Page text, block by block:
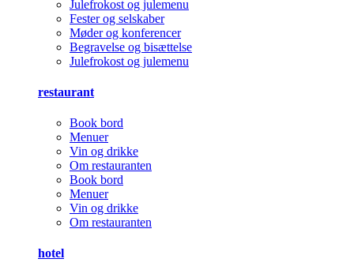
Julefrokost og julemenu
Fester og selskaber
Møder og konferencer
Begravelse og bisættelse
Julefrokost og julemenu
restaurant
Book bord
Menuer
Vin og drikke
Om restauranten
Book bord
Menuer
Vin og drikke
Om restauranten
hotel